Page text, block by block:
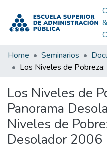
&
Home Seminarios
Los Niveles de
Panorama
Niveles de
Desolador 2006